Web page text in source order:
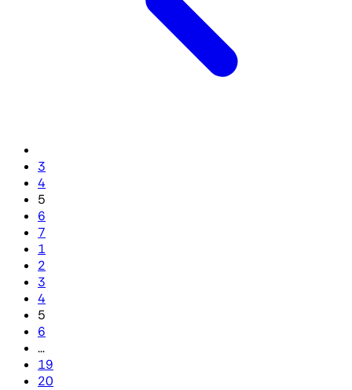
3
4
5
6
7
1
2
3
4
5
6
...
19
20